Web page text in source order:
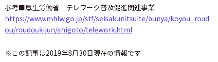
参考■厚生労働省 テレワーク普及促進関連事業
https://www.mhlw.go.jp/stf/seisakunitsuite/bunya/koyou_roud
ou/roudoukijun/shigoto/telework.html
※この記事は2019年8月30日現在の情報です